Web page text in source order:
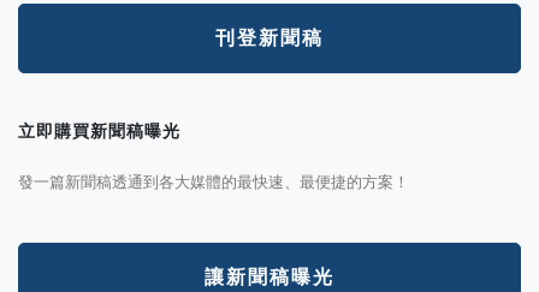
刊登新聞稿
立即購買新聞稿曝光
發一篇新聞稿透通到各大媒體的最快速、最便捷的方案！
讓新聞稿曝光